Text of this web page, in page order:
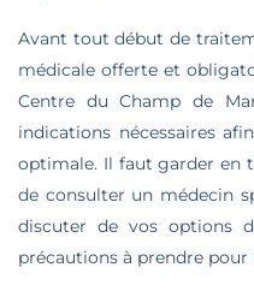
Avant tout début de
médicale offerte et
Centre du Champ de
indications nécessaires
optimale. Il faut garder en
de consulter un médecin
discuter de vos options
précautions à prendre